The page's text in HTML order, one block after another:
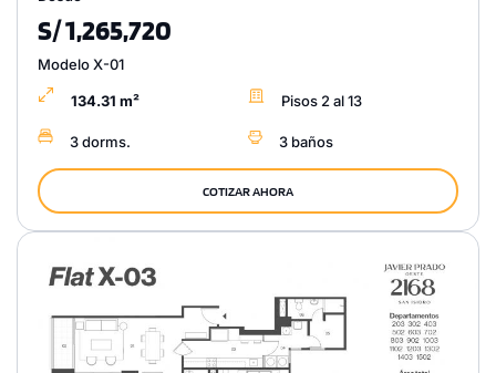
S/ 1,265,720
Modelo X-01
134.31 m² Pisos 2 al 13
3 dorms. 3 baños
COTIZAR AHORA